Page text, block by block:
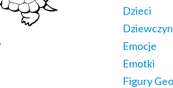
Dzieci
Emocje
Emotki
Figury